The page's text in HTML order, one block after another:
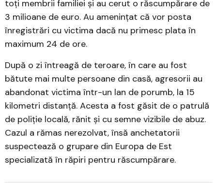
toți membrii familiei și au cerut o răscumpărare de
3 milioane de euro. Au amenințat că vor posta
înregistrări cu victima dacă nu primesc plata în
maximum 24 de ore.
După o zi întreagă de teroare, în care au fost
bătute mai multe persoane din casă, agresorii au
abandonat victima într-un lan de porumb, la 15
kilometri distanță. Acesta a fost găsit de o patrulă
de poliție locală, rănit și cu semne vizibile de abuz.
Cazul a rămas nerezolvat, însă anchetatorii
suspectează o grupare din Europa de Est
specializată în răpiri pentru răscumpărare.